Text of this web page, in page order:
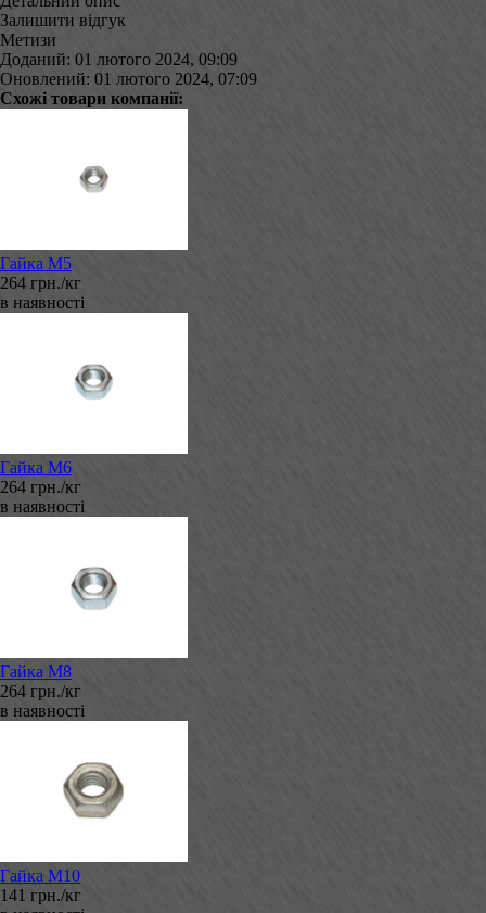
Залишити відгук
Метизи
Доданий: 01 лютого 2024, 09:09
Оновлений: 01 лютого 2024, 07:09
Схожі товари компанії:
Гайка М5
264 грн./кг
в наявності
Гайка М6
264 грн./кг
в наявності
Гайка М8
264 грн./кг
в наявності
Гайка М10
141 грн./кг